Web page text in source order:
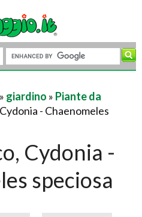
» giardino » Piante da
- Chaenomeles
Cydonia -
speciosa